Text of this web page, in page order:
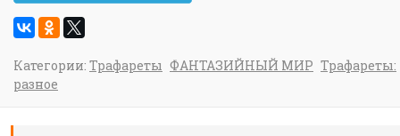
Категории: Трафареты ФАНТАЗИЙНЫЙ МИР Трафареты:
разное